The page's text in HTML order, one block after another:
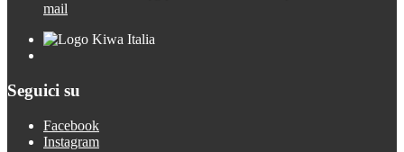
mail
Seguici su
Facebook
Instagram